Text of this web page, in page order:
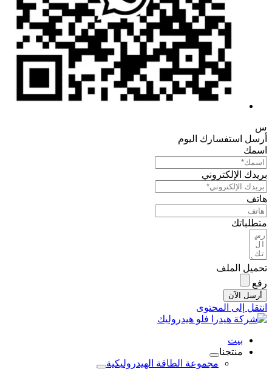
س
أرسل استفسارك اليوم
اسمك
بريدك الإلكتروني
هاتف
متطلباتك
تحميل الملف
رفع
أرسل الآن
انتقل إلى المحتوى
بيت
منتجنا
مجموعة الطاقة الهيدروليكية